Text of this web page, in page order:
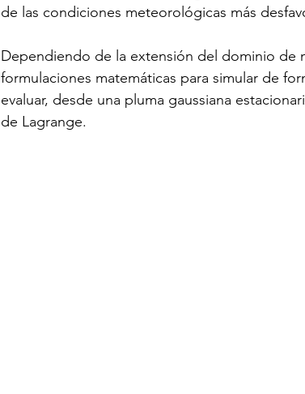
de las condiciones meteorológicas más
Dependiendo de la extensión del dominio
formulaciones matemáticas para simular de
evaluar, desde una pluma gaussiana
de Lagrange.